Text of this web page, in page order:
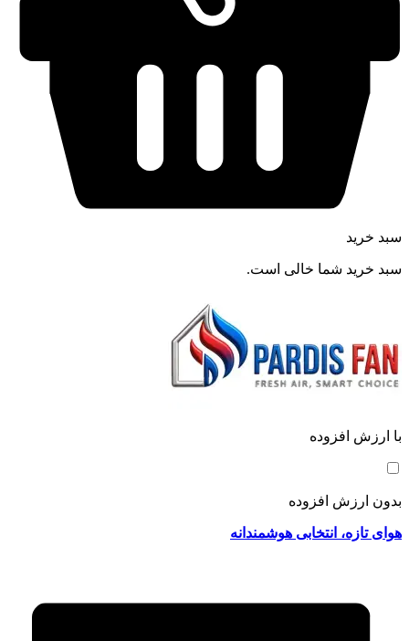
سبد خرید
سبد خرید شما خالی است.
با ارزش افزوده
بدون ارزش افزوده
هوای تازه، انتخابی هوشمندانه